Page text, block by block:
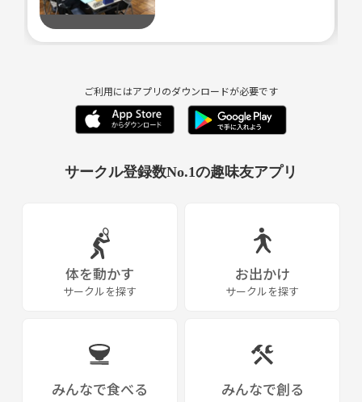
そんな思いで名付けました。ぜひ大切にしてくれると嬉しいです。
みなさんもご存知の通り、衣・食・住・将のどれか一つが欠けると人は
生きていけません。
ず、毎晩、将棋ウォーズに勤しんでいました。しかし、やはり対面で指
す将棋には独特の緊張感があります。
なにより、一局の将棋を通じて人と人は無数の会話を繰り広げます。64
マスの世界の中で、初めましてだったはずの誰かと、まるで旧知の仲だ
や老若男女が虜になっているのです。
このサークルでは、年齢も性別も思想も問わず、あらゆる人が「将棋」
ご利用にはアプリのダウンロードが必要です
サークル登録数No.1の趣味友アプリ
体を動かす
サークルを探す
お出かけ
サークルを探す
みんなで食べる みんなで創る